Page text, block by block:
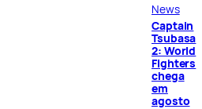
News
Captain
Tsubasa
2: World
Fighters
chega
em
agosto